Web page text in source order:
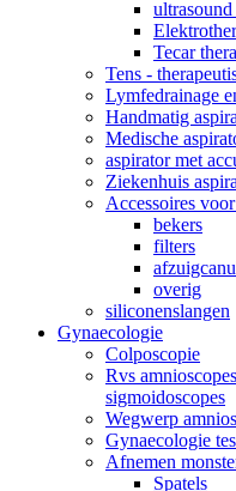
Tecar
Tens -
Lymfedrainage
Handmatig
Medische
aspirator met
Ziekenhuis
Accessoires
bekers
filters
overig
siliconenslangen
Gynaecologie
Colposcopie
Rvs
sigmoidoscopes
Wegwerp
Gynaecologie
Afnemen
Spatels